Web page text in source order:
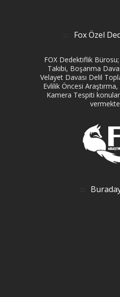
Fox Özel
FOX Dedektiflik
Takibi, Boşanma
Velayet Davası Delil
Evlilik Öncesi
Kamera Tespiti